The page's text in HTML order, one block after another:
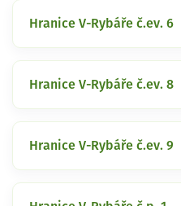
Hranice V-Rybáře č.ev. 6
Hranice V-Rybáře č.ev. 8
Hranice V-Rybáře č.ev. 9